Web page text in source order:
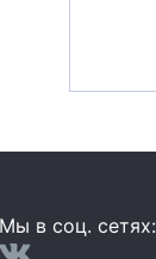
Мы в соц. сетях: